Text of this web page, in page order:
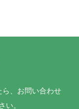
、お問い合わせ
い。